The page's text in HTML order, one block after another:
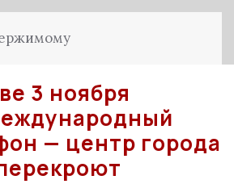
3 ноября
— центр города